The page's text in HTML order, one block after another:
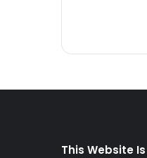
This Website